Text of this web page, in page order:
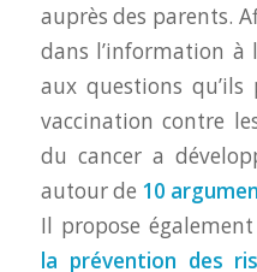
auprès des parents.
dans l’information à
aux questions
vaccination contre
du cancer a
autour de 10
Il propose
la prévention des